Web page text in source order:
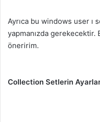
Ayrıca bu windows user ı
yapmanızda
öneririm.
Collection Setlerin